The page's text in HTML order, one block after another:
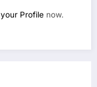
your Profile now.